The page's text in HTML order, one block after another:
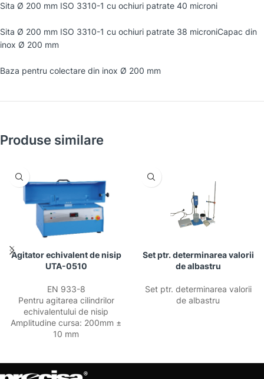
Sita Ø 200 mm ISO 3310-1 cu ochiuri patrate 40 microni
Sita Ø 200 mm ISO 3310-1 cu ochiuri patrate 38 microniCapac din
inox Ø 200 mm
Baza pentru colectare din inox Ø 200 mm
Produse similare
Agitator echivalent de nisip
UTA-0510
EN 933-8
Pentru agitarea cilindrilor
echivalentului de nisip
Amplitudine cursa: 200mm ±
10 mm
Set ptr. determinarea valorii
de albastru
Set ptr. determinarea valorii
de albastru